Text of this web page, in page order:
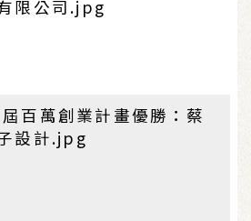
限公司.jpg
百萬創業計畫優勝：蔡
設計.jpg